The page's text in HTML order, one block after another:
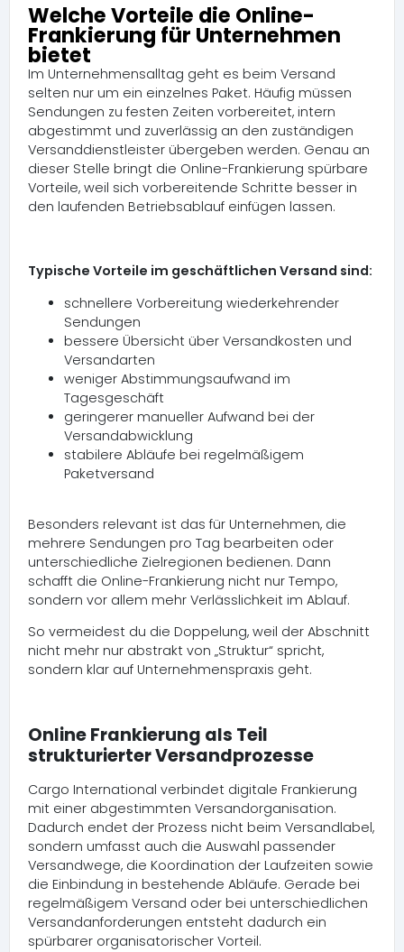
Welche Vorteile die Online-
Frankierung für Unternehmen
bietet
Im Unternehmensalltag geht es beim Versand
selten nur um ein einzelnes Paket. Häufig müssen
Sendungen zu festen Zeiten vorbereitet, intern
abgestimmt und zuverlässig an den zuständigen
Versanddienstleister übergeben werden. Genau an
dieser Stelle bringt die Online-Frankierung spürbare
Vorteile, weil sich vorbereitende Schritte besser in
den laufenden Betriebsablauf einfügen lassen.
Typische Vorteile im geschäftlichen Versand sind:
schnellere Vorbereitung wiederkehrender
Sendungen
bessere Übersicht über Versandkosten und
Versandarten
weniger Abstimmungsaufwand im
Tagesgeschäft
geringerer manueller Aufwand bei der
Versandabwicklung
stabilere Abläufe bei regelmäßigem
Paketversand
Besonders relevant ist das für Unternehmen, die
mehrere Sendungen pro Tag bearbeiten oder
unterschiedliche Zielregionen bedienen. Dann
schafft die Online-Frankierung nicht nur Tempo,
sondern vor allem mehr Verlässlichkeit im Ablauf.
So vermeidest du die Doppelung, weil der Abschnitt
nicht mehr nur abstrakt von „Struktur“ spricht,
sondern klar auf Unternehmenspraxis geht.
Online Frankierung als Teil
strukturierter Versandprozesse
Cargo International verbindet digitale Frankierung
mit einer abgestimmten Versandorganisation.
Dadurch endet der Prozess nicht beim Versandlabel,
sondern umfasst auch die Auswahl passender
Versandwege, die Koordination der Laufzeiten sowie
die Einbindung in bestehende Abläufe. Gerade bei
regelmäßigem Versand oder bei unterschiedlichen
Versandanforderungen entsteht dadurch ein
spürbarer organisatorischer Vorteil.